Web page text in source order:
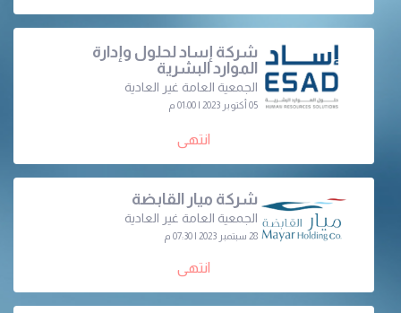
شركة إساد لحلول وإدارة
الموارد البشرية
الجمعية العامة غير العادية
05 أكتوبر 2023 | 01:00 م
انتهى
شركة ميار القابضة
الجمعية العامة غير العادية
28 سبتمبر 2023 | 07:30 م
انتهى